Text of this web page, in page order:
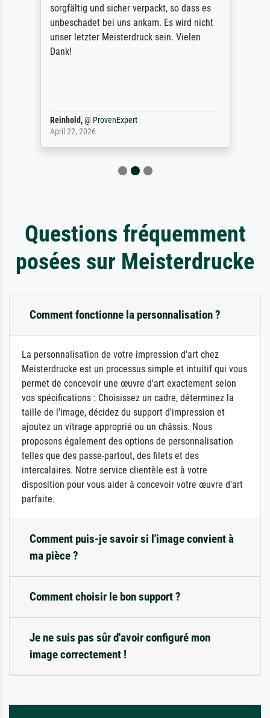
sorgfältig und sicher verpackt, so dass es
unbeschadet bei uns ankam. Es wird nicht
unser letzter Meisterdruck sein. Vielen
Dank!
Reinhold,@ ProvenExpert
April 22, 2026
Questions fréquemment
posées sur Meisterdrucke
Comment fonctionne la personnalisation ?
La personnalisation de votre impression d'art chez
Meisterdrucke est un processus simple et intuitif qui vous
permet de concevoir une œuvre d'art exactement selon
vos spécifications : Choisissez un cadre, déterminez la
taille de l'image, décidez du support d'impression et
ajoutez un vitrage approprié ou un châssis. Nous
proposons également des options de personnalisation
telles que des passe-partout, des filets et des
intercalaires. Notre service clientèle est à votre
disposition pour vous aider à concevoir votre œuvre d'art
parfaite.
Comment puis-je savoir si l'image convient à
ma pièce ?
Comment choisir le bon support ?
Je ne suis pas sûr d'avoir configuré mon
image correctement !